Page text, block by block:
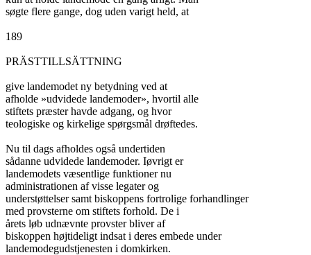
søgte flere gange, dog uden varigt held, at
189
PRÄSTTILLSÄTTNING
give landemodet ny betydning ved at
afholde »udvidede landemoder», hvortil alle
stiftets præster havde adgang, og hvor
teologiske og kirkelige spørgsmål drøftedes.
Nu til dags afholdes også undertiden
sådanne udvidede landemoder. Iøvrigt er
landemodets væsentlige funktioner nu
administrationen af visse legater og
understøttelser samt biskoppens fortrolige forhandlinger
med provsterne om stiftets forhold. De i
årets løb udnævnte provster bliver af
biskoppen højtideligt indsat i deres embede under
landemodegudstjenesten i domkirken.